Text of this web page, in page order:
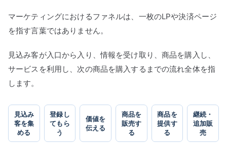
マーケティングにおけるファネルは、一枚のLPや決済ページ
を指す言葉ではありません。
見込み客が入口から入り、情報を受け取り、商品を購入し、
サービスを利用し、次の商品を購入するまでの流れ全体を指
します。
見込み
客を集
める
登録し
てもら
う
価値を
伝える
商品を
販売す
る
商品を
提供す
る
継続・
追加販
売